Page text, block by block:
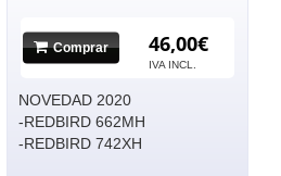
Comprar 46,00€
IVA INCL.
NOVEDAD 2020
-REDBIRD 662MH
-REDBIRD 742XH